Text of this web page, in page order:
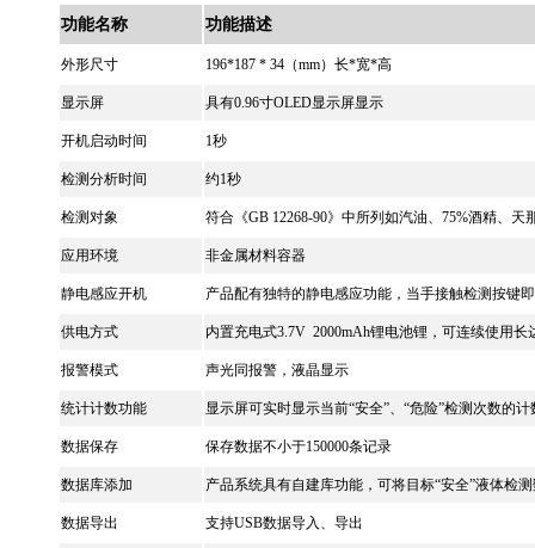
功能名称 功能描述
外形尺寸 196*187 * 34（mm）长*宽*高
显示屏 具有0.96寸OLED显示屏显示
开机启动时间 1秒
检测分析时间 约1秒
检测对象 符合《GB 12268-90》中所列如汽油、75%酒精、
应用环境 非金属材料容器
静电感应开机 产品配有独特的静电感应功能，当手接触检测按键
供电方式 内置充电式3.7V 2000mAh锂电池锂，可连续使用长
报警模式 声光同报警，液晶显示
统计计数功能 显示屏可实时显示当前“安全”、“危险”检测次数的计
数据保存 保存数据不小于150000条记录
数据库添加 产品系统具有自建库功能，可将目标“安全”液体检
数据导出 支持USB数据导入、导出